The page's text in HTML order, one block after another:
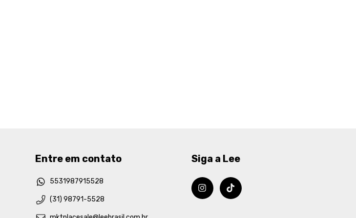
Entre em contato
5531987915528
(31) 98791-5528
Siga a Lee